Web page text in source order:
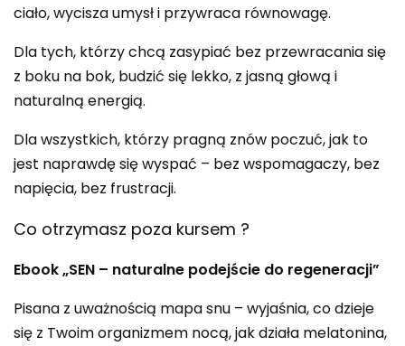
ciało, wycisza umysł i przywraca równowagę.
Dla tych, którzy chcą zasypiać bez przewracania się
z boku na bok, budzić się lekko, z jasną głową i
naturalną energią.
Dla wszystkich, którzy pragną znów poczuć, jak to
jest naprawdę się wyspać – bez wspomagaczy, bez
napięcia, bez frustracji.
Co otrzymasz poza kursem ?
Ebook „SEN – naturalne podejście do regeneracji”
Pisana z uważnością mapa snu – wyjaśnia, co dzieje
się z Twoim organizmem nocą, jak działa melatonina,